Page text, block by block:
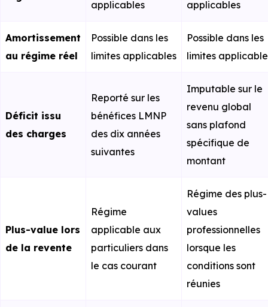
applicables
applicables
Amortissement
au régime réel
Possible dans les
limites applicables
Possible dans les
limites
Déficit issu
des charges
Reporté sur les
bénéfices LMNP
des dix années
suivantes
Imputable sur le
revenu global
sans plafond
spécifique de
montant
Plus-value lors
de la revente
Régime
applicable aux
particuliers dans
le cas courant
Régime des plus-
values
professionnelles
lorsque les
conditions sont
réunies